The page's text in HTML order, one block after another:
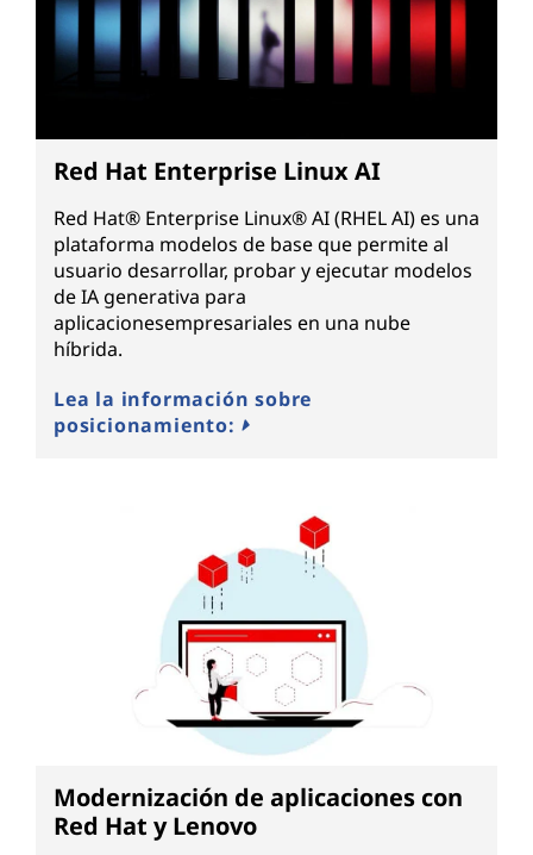
Red Hat Enterprise Linux AI
Red Hat® Enterprise Linux® AI (RHEL AI) es una
plataforma modelos de base que permite al
usuario desarrollar, probar y ejecutar modelos
de IA generativa para
aplicacionesempresariales en una nube
híbrida.
Lea la información sobre
posicionamiento:
Modernización de aplicaciones con
Red Hat y Lenovo